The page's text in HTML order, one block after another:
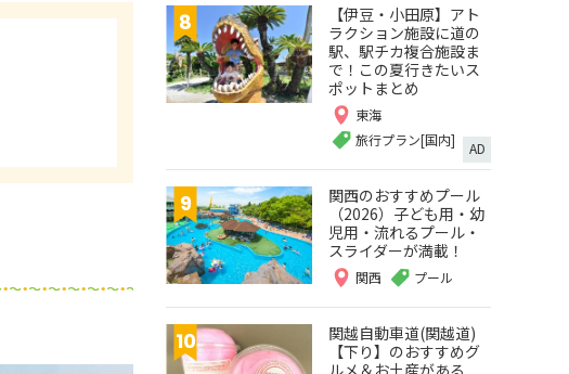
【伊豆・小田原】アト
ラクション施設に道の
駅、駅チカ複合施設ま
で！この夏行きたいス
ポットまとめ
東海
旅行プラン[国内]
AD
関西のおすすめプール
（2026）子ども用・幼
児用・流れるプール・
スライダーが満載！
関西 プール
関越自動車道(関越道)
【下り】のおすすめグ
ルメ＆お土産がある